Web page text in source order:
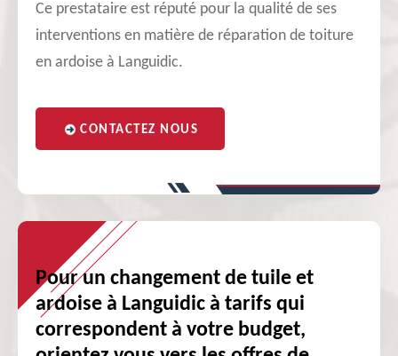
Ce prestataire est réputé pour la qualité de ses
interventions en matière de réparation de toiture
en ardoise à Languidic.
CONTACTEZ NOUS
Pour un changement de tuile et
ardoise à Languidic à tarifs qui
correspondent à votre budget,